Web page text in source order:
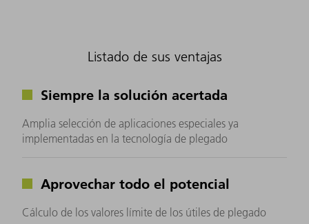
Listado de sus ventajas
Siempre la solución acertada
Amplia selección de aplicaciones especiales ya
implementadas en la tecnología de plegado
Aprovechar todo el potencial
Cálculo de los valores límite de los útiles de plegado